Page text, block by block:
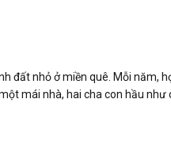
đất nhỏ ở miền quê. Mỗi năm,
mái nhà, hai cha con hầu